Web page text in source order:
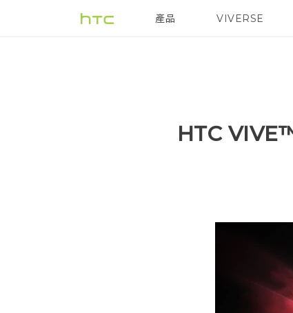
產品
VIVE G REIGNS
VIVERSE
HTC